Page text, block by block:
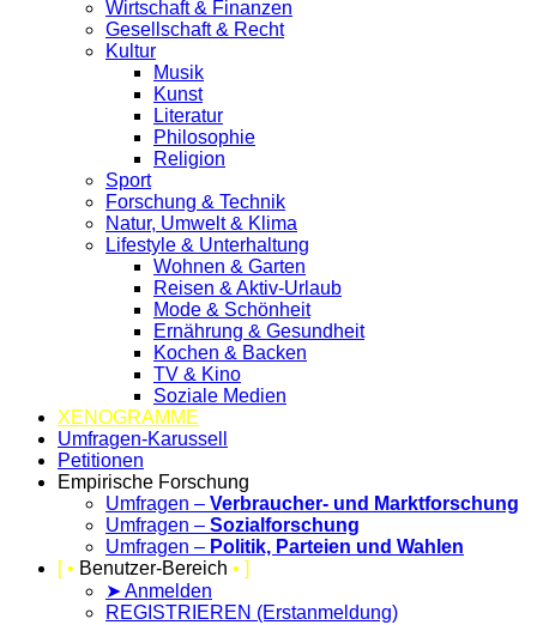
Wirtschaft & Finanzen
Gesellschaft & Recht
Kultur
Musik
Kunst
Literatur
Philosophie
Religion
Sport
Forschung & Technik
Natur, Umwelt & Klima
Lifestyle & Unterhaltung
Wohnen & Garten
Reisen & Aktiv-Urlaub
Mode & Schönheit
Ernährung & Gesundheit
Kochen & Backen
TV & Kino
Soziale Medien
XENOGRAMME
Umfragen-Karussell
Petitionen
Empirische Forschung
Umfragen – Verbraucher- und Marktforschung
Umfragen – Sozialforschung
Umfragen – Politik, Parteien und Wahlen
[ • Benutzer-Bereich • ]
➤ Anmelden
REGISTRIEREN (Erstanmeldung)